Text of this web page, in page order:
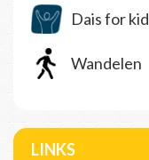
Dais for
Wandelen
LINKS